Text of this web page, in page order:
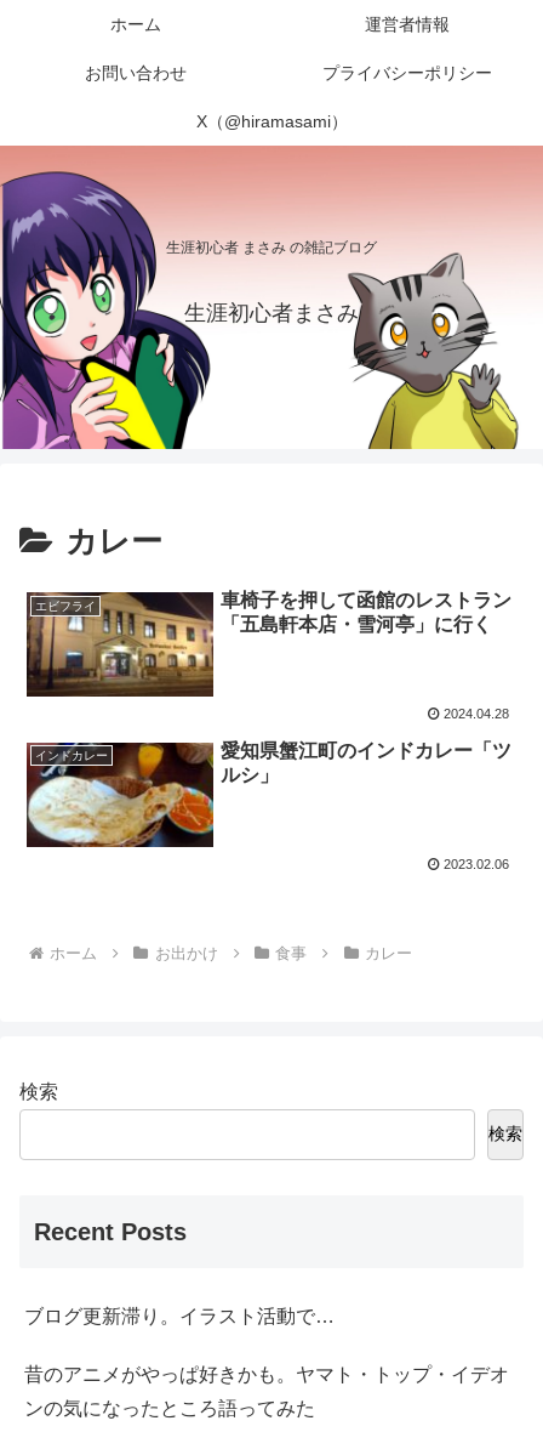
生涯初心者 まさみ の雑記ブログ
生涯初心者まさみ
ホーム 運営者情報
お問い合わせ プライバシーポリシー
X（@hiramasami）
カレー
エビフライ
車椅子を押して函館のレストラン
「五島軒本店・雪河亭」に行く
2024.04.28
インドカレー
愛知県蟹江町のインドカレー「ツ
ルシ」
2023.02.06
ホーム お出かけ 食事 カレー
検索
検索
Recent Posts
ブログ更新滞り。イラスト活動で…
昔のアニメがやっぱ好きかも。ヤマト・トップ・イデオ
ンの気になったところ語ってみた